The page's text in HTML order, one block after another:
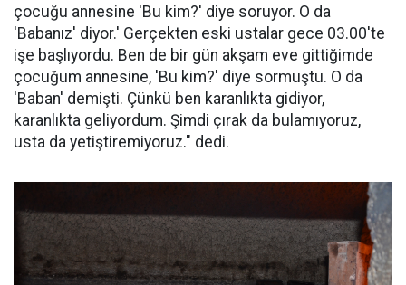
çocuğu annesine 'Bu kim?' diye soruyor. O da
'Babanız' diyor.' Gerçekten eski ustalar gece 03.00'te
işe başlıyordu. Ben de bir gün akşam eve gittiğimde
çocuğum annesine, 'Bu kim?' diye sormuştu. O da
'Baban' demişti. Çünkü ben karanlıkta gidiyor,
karanlıkta geliyordum. Şimdi çırak da bulamıyoruz,
usta da yetiştiremiyoruz." dedi.